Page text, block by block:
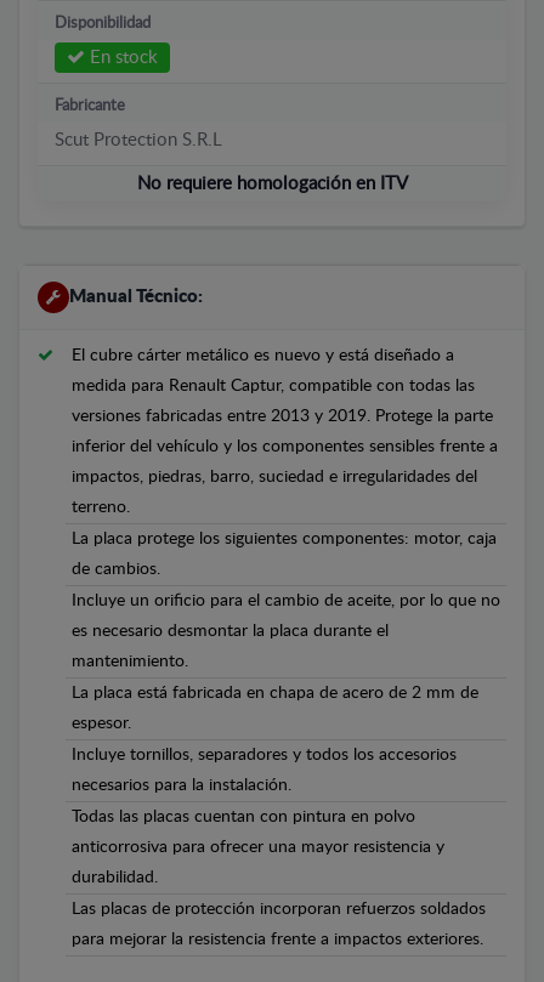
Disponibilidad
En stock
Fabricante
Scut Protection S.R.L
No requiere homologación en ITV
Manual Técnico:
El cubre cárter metálico es nuevo y está diseñado a
medida para Renault Captur, compatible con todas las
versiones fabricadas entre 2013 y 2019. Protege la parte
inferior del vehículo y los componentes sensibles frente a
impactos, piedras, barro, suciedad e irregularidades del
terreno.
La placa protege los siguientes componentes: motor, caja
de cambios.
Incluye un orificio para el cambio de aceite, por lo que no
es necesario desmontar la placa durante el
mantenimiento.
La placa está fabricada en chapa de acero de 2 mm de
espesor.
Incluye tornillos, separadores y todos los accesorios
necesarios para la instalación.
Todas las placas cuentan con pintura en polvo
anticorrosiva para ofrecer una mayor resistencia y
durabilidad.
Las placas de protección incorporan refuerzos soldados
para mejorar la resistencia frente a impactos exteriores.